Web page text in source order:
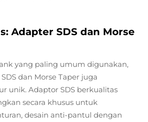
Adapter SDS dan Morse
yang paling umum digunakan,
dan Morse Taper juga
unik. Adaptor SDS berkualitas
secara khusus untuk
desain anti-pantul dengan